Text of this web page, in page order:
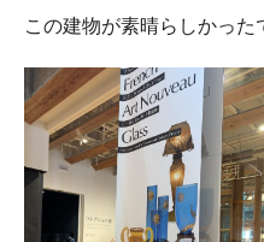
この建物が素晴らしかった